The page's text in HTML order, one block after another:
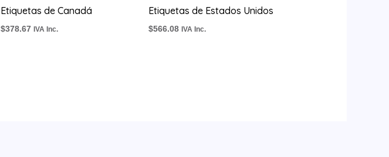
Etiquetas de Canadá
$378.67 IVA Inc.
Etiquetas de Estados Unidos
$566.08 IVA Inc.